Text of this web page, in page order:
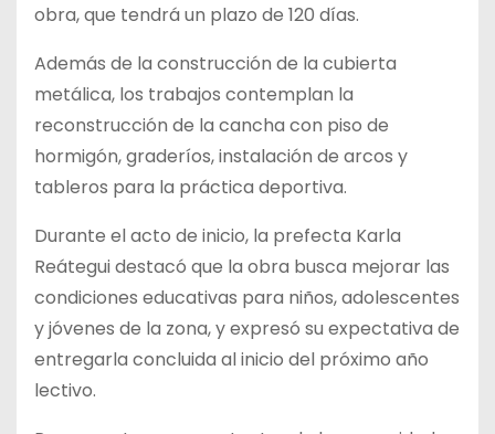
obra, que tendrá un plazo de 120 días.
Además de la construcción de la cubierta
metálica, los trabajos contemplan la
reconstrucción de la cancha con piso de
hormigón, graderíos, instalación de arcos y
tableros para la práctica deportiva.
Durante el acto de inicio, la prefecta Karla
Reátegui destacó que la obra busca mejorar las
condiciones educativas para niños, adolescentes
y jóvenes de la zona, y expresó su expectativa de
entregarla concluida al inicio del próximo año
lectivo.